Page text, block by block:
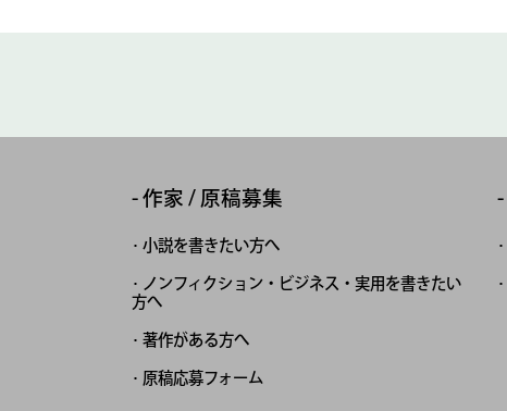
作家 / 原稿募集
小説を書きたい方へ
ノンフィクション・ビジネス・実用を書きたい
方へ
著作がある方へ
原稿応募フォーム